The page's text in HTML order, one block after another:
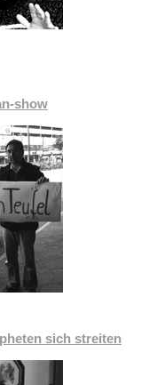
show
sich streiten